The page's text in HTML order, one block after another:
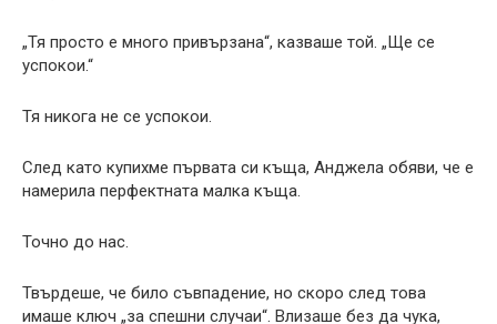
„Тя просто е много привързана“, казваше той. „Ще се
успокои.“
Тя никога не се успокои.
След като купихме първата си къща, Анджела обяви, че е
намерила перфектната малка къща.
Точно до нас.
Твърдеше, че било съвпадение, но скоро след това
имаше ключ „за спешни случаи“. Влизаше без да чука,